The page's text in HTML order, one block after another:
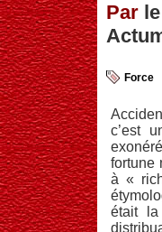
Par
Force
c’est
fortune
à «
était